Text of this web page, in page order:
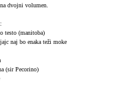
dvojni volumen.
testo (manitoba)
naj bo enaka teži moke
(sir Pecorino)